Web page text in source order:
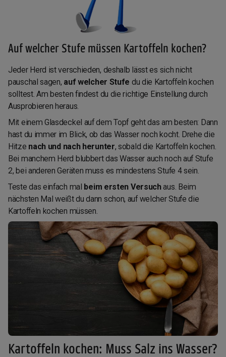
Auf welcher Stufe müssen Kartoffeln kochen?
Jeder Herd ist verschieden, deshalb lässt es sich nicht
pauschal sagen, auf welcher Stufe du die Kartoffeln kochen
solltest. Am besten findest du die richtige Einstellung durch
Ausprobieren heraus.
Mit einem Glasdeckel auf dem Topf geht das am besten: Dann
hast du immer im Blick, ob das Wasser noch kocht. Drehe die
Hitze nach und nach herunter, sobald die Kartoffeln kochen.
Bei manchem Herd blubbert das Wasser auch noch auf Stufe
2, bei anderen Geräten muss es mindestens Stufe 4 sein.
Teste das einfach mal beim ersten Versuchaus. Beim
nächsten Mal weißt du dann schon, auf welcher Stufe die
Kartoffeln kochen müssen.
Kartoffeln kochen: Muss Salz ins Wasser?